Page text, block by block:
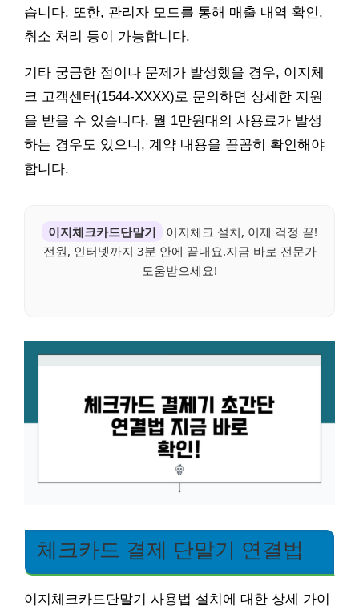
습니다. 또한, 관리자 모드를 통해 매출 내역 확인,
취소 처리 등이 가능합니다.
기타 궁금한 점이나 문제가 발생했을 경우, 이지체
크 고객센터(1544-XXXX)로 문의하면 상세한 지원
을 받을 수 있습니다. 월 1만원대의 사용료가 발생
하는 경우도 있으니, 계약 내용을 꼼꼼히 확인해야
합니다.
이지체크카드단말기
이지체크 설치, 이제 걱정 끝!
전원, 인터넷까지 3분 안에 끝내요.지금 바로 전문가
도움받으세요!
체크카드 결제 단말기 연결법
이지체크카드단말기 사용법 설치에 대한 상세 가이